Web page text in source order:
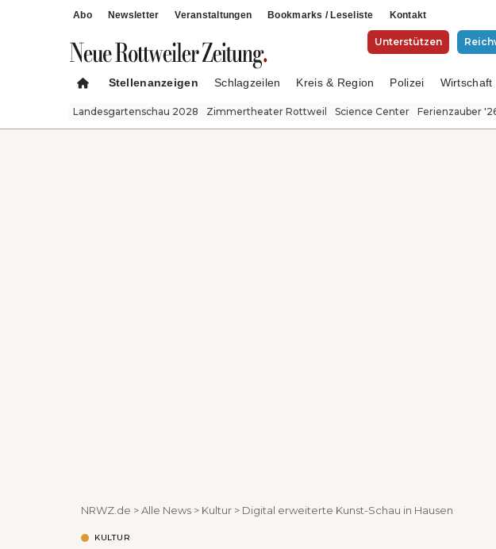
Abo Newsletter Veranstaltungen Bookmarks / Leseliste Kontakt
Unterstützen
Stellenanzeigen Schlagzeilen Kreis & Region Polizei Wirtschaft
Landesgartenschau 2028 Zimmertheater Rottweil Science Center Ferienzauber
NRWZ.de >Alle News > Kultur > Digital erweiterte Kunst-Schau in Hausen
KULTUR